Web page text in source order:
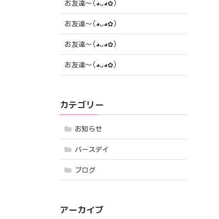
お友達〜(⁠◕⁠ᴗ⁠◕⁠✿⁠)
お友達〜(⁠◕⁠ᴗ⁠◕⁠✿⁠)
お友達〜(⁠◕⁠ᴗ⁠◕⁠✿⁠)
お友達〜(⁠◕⁠ᴗ⁠◕⁠✿⁠)
カテゴリー
お知らせ
バースデイ
ブログ
アーカイブ